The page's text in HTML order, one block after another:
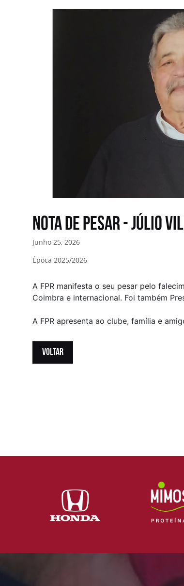
NOTA DE PESAR - Júlio
Junho 25, 2026
Época 2025/2026
A FPR manifesta o seu pesar pelo
Coimbra e internacional. Foi também
A FPR apresenta ao clube, família e
VOLTAR